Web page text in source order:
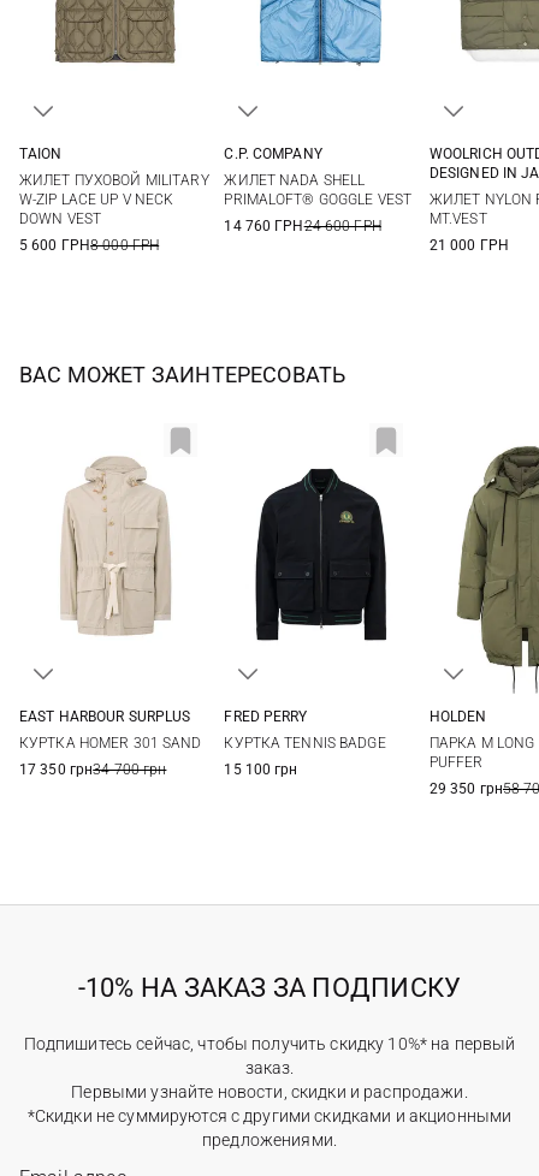
TAION
ЖИЛЕТ ПУХОВОЙ MILITARY
W-ZIP LACE UP V NECK
DOWN VEST
5 600 ГРН8 000 ГРН
C.P. COMPANY
ЖИЛЕТ NADA SHELL
PRIMALOFT® GOGGLE VEST
14 760 ГРН24 600 ГРН
M L
WOOLRICH
DESIGNED IN
ЖИЛЕТ NYLON
MT.VEST
21 000 ГРН
ВАС МОЖЕТ ЗАИНТЕРЕСОВАТЬ
EAST HARBOUR SURPLUS
КУРТКА HOMER 301 SAND
17 350 грн34 700 грн
FRED PERRY
КУРТКА TENNIS BADGE
15 100 грн
HOLDEN
ПАРКА M LONG
PUFFER
29 350 грн58
-10% НА ЗАКАЗ ЗА ПОДПИСКУ
Подпишитесь сейчас, чтобы получить скидку 10%* на первый
заказ.
Первыми узнайте новости, скидки и распродажи.
*Скидки не суммируются с другими скидками и акционными
предложениями.